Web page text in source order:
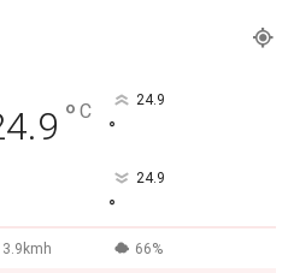
° C 24.9
°
24.9
°
3.9kmh 66%